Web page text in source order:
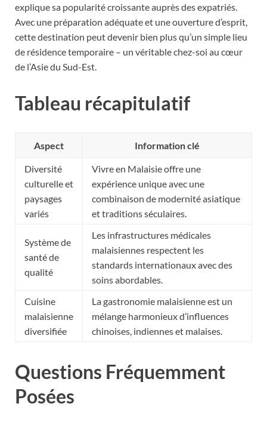
explique sa popularité croissante auprès des expatriés.
Avec une préparation adéquate et une ouverture d’esprit,
cette destination peut devenir bien plus qu’un simple lieu
de résidence temporaire – un véritable chez-soi au cœur
de l’Asie du Sud-Est.
Tableau récapitulatif
Aspect Information clé
Diversité
culturelle et
paysages
variés
Vivre en Malaisie offre une
expérience unique avec une
combinaison de modernité asiatique
et traditions séculaires.
Système de
santé de
qualité
Les infrastructures médicales
malaisiennes respectent les
standards internationaux avec des
soins abordables.
Cuisine
malaisienne
diversifiée
La gastronomie malaisienne est un
mélange harmonieux d’influences
chinoises, indiennes et malaises.
Questions Fréquemment
Posées